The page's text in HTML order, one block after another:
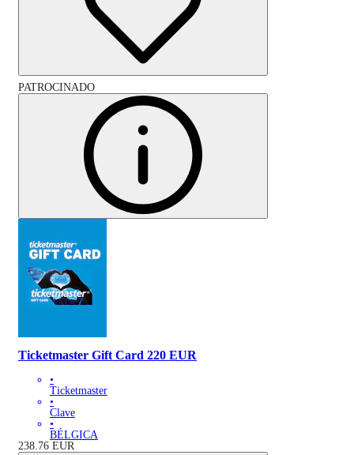
PATROCINADO
Ticketmaster Gift Card 220 EUR
•
Ticketmaster
•
Clave
•
BÉLGICA
238.76 EUR